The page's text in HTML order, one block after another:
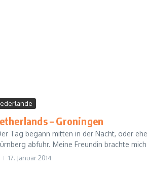
– Groningen
Tag begann mitten in der Nacht, oder
abfuhr. Meine Freundin brachte
17. Januar 2014